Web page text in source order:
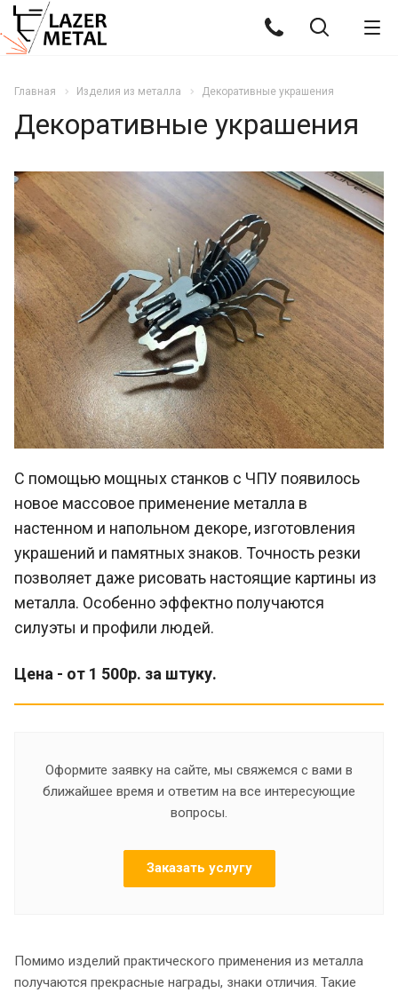
Главная Изделия из металла Декоративные украшения
Декоративные украшения
С помощью мощных станков с ЧПУ появилось
новое массовое применение металла в
настенном и напольном декоре, изготовления
украшений и памятных знаков. Точность резки
позволяет даже рисовать настоящие картины из
металла. Особенно эффектно получаются
силуэты и профили людей.
Цена - от 1 500р. за штуку.
Оформите заявку на сайте, мы свяжемся с вами в
ближайшее время и ответим на все интересующие
вопросы.
Заказать услугу
Помимо изделий практического применения из металла
получаются прекрасные награды, знаки отличия. Такие